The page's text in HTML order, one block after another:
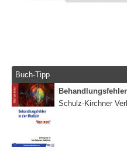
Buch-Tipp
Schulz-Kirchner